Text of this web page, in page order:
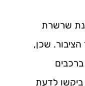
שרשרת
שכן,
לדעת